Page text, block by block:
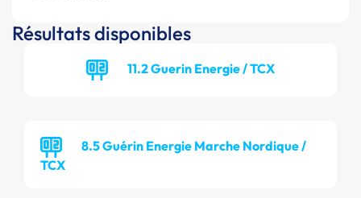
Résultats disponibles
11.2 Guerin Energie / TCX
8.5 Guérin Energie Marche Nordique /
TCX